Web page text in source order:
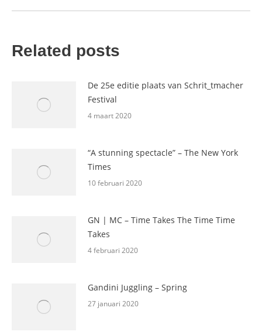
Related posts
De 25e editie plaats van Schrit_tmacher
Festival
4 maart 2020
“A stunning spectacle” – The New York
Times
10 februari 2020
GN | MC – Time Takes The Time Time
Takes
4 februari 2020
Gandini Juggling – Spring
27 januari 2020